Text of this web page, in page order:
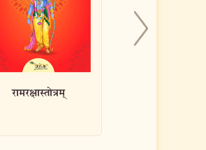
आदित्यहृदयस्तोत्रम्